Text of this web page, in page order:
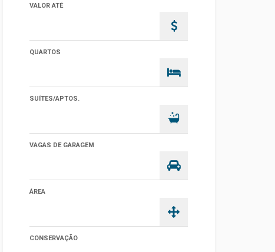
VALOR ATÉ
QUARTOS
SUÍTES/APTOS.
VAGAS DE GARAGEM
ÁREA
CONSERVAÇÃO